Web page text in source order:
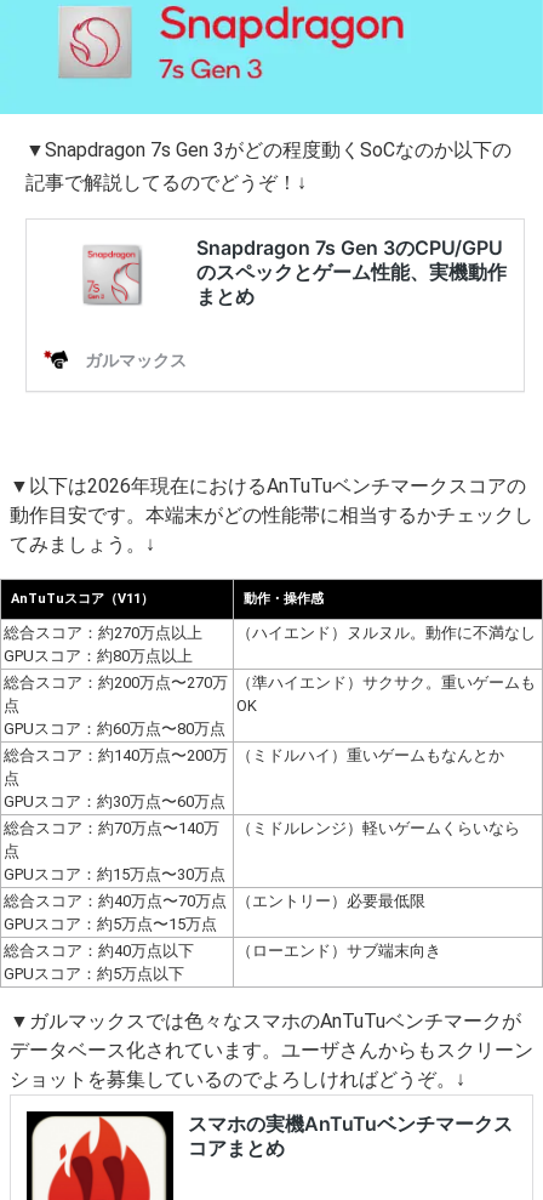
▼Snapdragon 7s Gen 3がどの程度動くSoCなのか以下の
記事で解説してるのでどうぞ！↓
▼以下は2026年現在におけるAnTuTuベンチマークスコアの
動作目安です。本端末がどの性能帯に相当するかチェックし
てみましょう。↓
AnTuTuスコア（V11） 動作・操作感
総合スコア：約270万点以上
GPUスコア：約80万点以上
（ハイエンド）ヌルヌル。動作に不満なし
総合スコア：約200万点〜270万
点
GPUスコア：約60万点〜80万点
（準ハイエンド）サクサク。重いゲームも
OK
総合スコア：約140万点〜200万
点
GPUスコア：約30万点〜60万点
（ミドルハイ）重いゲームもなんとか
総合スコア：約70万点〜140万
点
GPUスコア：約15万点〜30万点
（ミドルレンジ）軽いゲームくらいなら
総合スコア：約40万点〜70万点
GPUスコア：約5万点〜15万点
（エントリー）必要最低限
総合スコア：約40万点以下
GPUスコア：約5万点以下
（ローエンド）サブ端末向き
▼ガルマックスでは色々なスマホのAnTuTuベンチマークが
データベース化されています。ユーザさんからもスクリーン
ショットを募集しているのでよろしければどうぞ。↓